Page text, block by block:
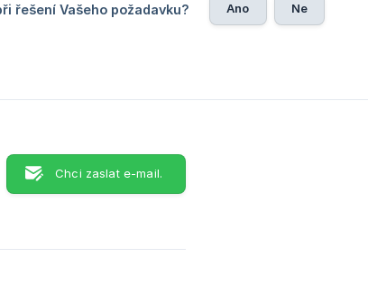
řešení Vašeho požadavku? Ano Ne
Chci zaslat e-mail.